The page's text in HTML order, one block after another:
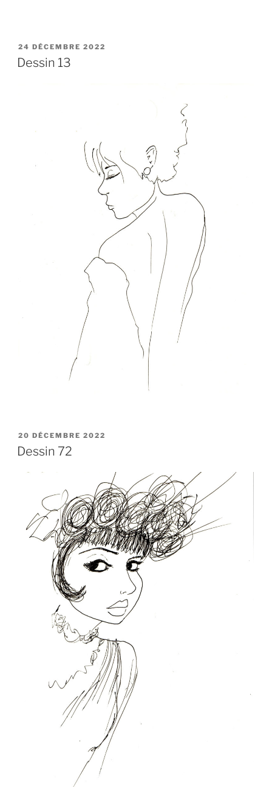
PUBLIÉ
LE
24 DÉCEMBRE 2022
Dessin 13
PUBLIÉ
LE
20 DÉCEMBRE 2022
Dessin 72